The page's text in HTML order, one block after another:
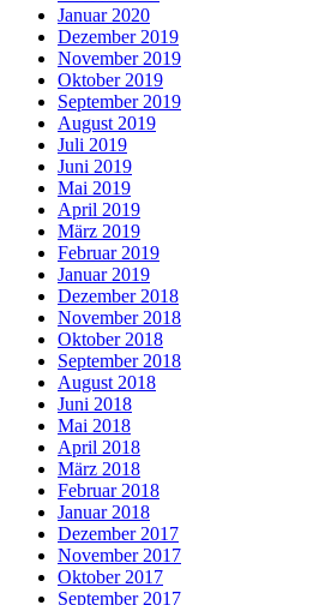
Januar 2020
Dezember 2019
November 2019
Oktober 2019
September 2019
August 2019
Juli 2019
Juni 2019
Mai 2019
April 2019
März 2019
Februar 2019
Januar 2019
Dezember 2018
November 2018
Oktober 2018
September 2018
August 2018
Juni 2018
Mai 2018
April 2018
März 2018
Februar 2018
Januar 2018
Dezember 2017
November 2017
Oktober 2017
September 2017